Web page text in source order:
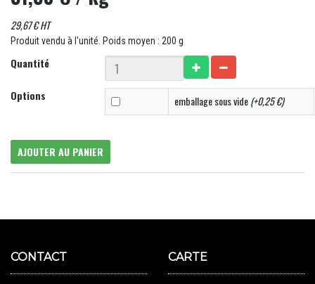
29,67 € HT
Produit vendu à l'unité. Poids moyen : 200 g
Quantité
Options emballage sous vide(+0,25 €)
AJOUTER AU PANIER
CONTACT CARTE